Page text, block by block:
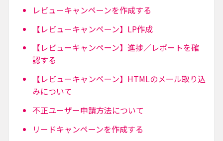
レビューキャンペーンを作成する
【レビューキャンペーン】LP作成
【レビューキャンペーン】進捗／レポートを確
認する
【レビューキャンペーン】HTMLのメール取り込
みについて
不正ユーザー申請方法について
リードキャンペーンを作成する